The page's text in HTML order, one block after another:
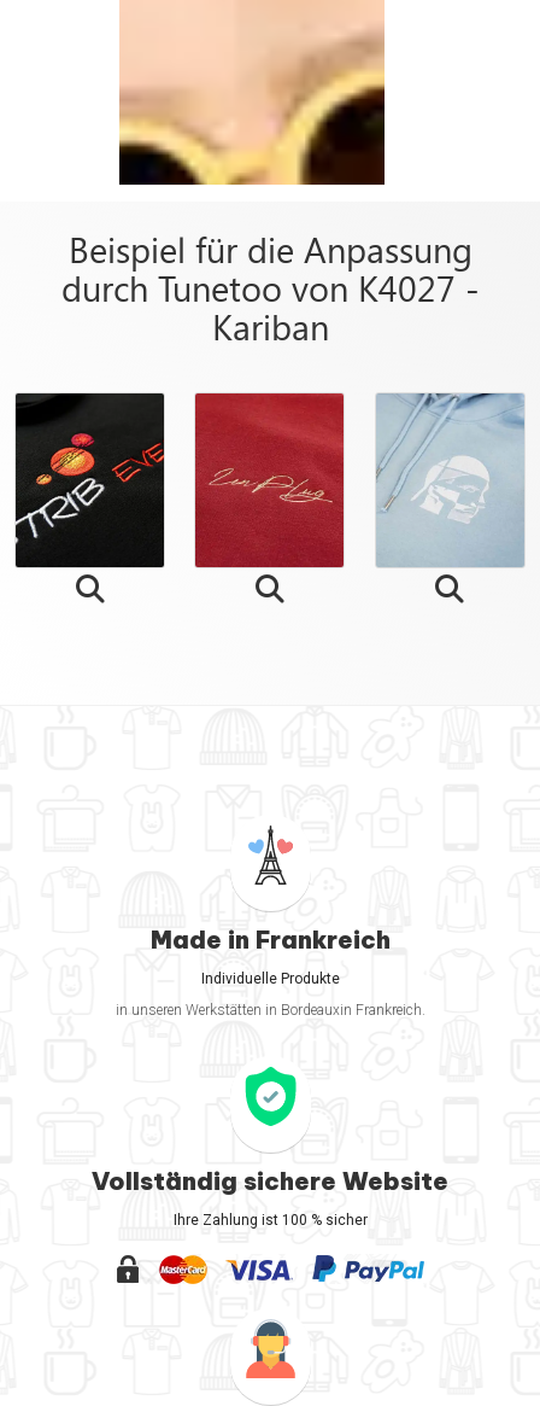
Beispiel für die Anpassung
durch Tunetoo von K4027 -
Kariban
Made in Frankreich
Individuelle Produkte
in unseren Werkstätten in Bordeauxin Frankreich.
Vollständig sichere Website
Ihre Zahlung ist 100 % sicher